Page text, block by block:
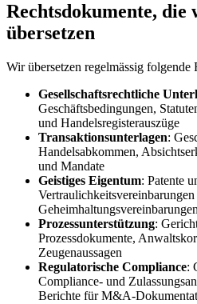
Rechtsdokumente, die
übersetzen
Wir übersetzen regelmässig folgende
Gesellschaftsrechtliche
Geschäftsbedingungen,
und Handelsregisterauszüge
Transaktionsunterlagen:
Handelsabkommen,
und Mandate
Geistiges Eigentum: Patente
Vertraulichkeitsvereinbarungen
Geheimhaltungsvereinbarungen
Prozessunterstützung:
Prozessdokumente,
Zeugenaussagen
Regulatorische Compliance:
Compliance- und
Berichte für M&A-